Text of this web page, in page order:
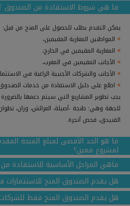
ما هي شروط الاستفادة من الصندوق ؟
يمكن التقدم بطلب للحصول على المنح من قبل:
> المواطنين المغاربة المقيمين،
> المغاربة المقيمين في الخارج،
> الأجانب المقيمين في المغرب،
> الأجانب والشركات الأجنبية الراغبة في
> اطلع على دليل الاستفادة من خدمات
يجب تطوير المشاريع التي سيتم دعمها بالضرورة
للجهة وهي: طنجة -أصيلة، العرائش، وزان،
الفنيدق، فحص أنجرة.
لمشروع معين؟
ماهي المراحل الأساسية للاستفادة
هل يقدم الصندوق المنح للاستثمارات
هل يقدم الصندوق المنح فقط للشركات